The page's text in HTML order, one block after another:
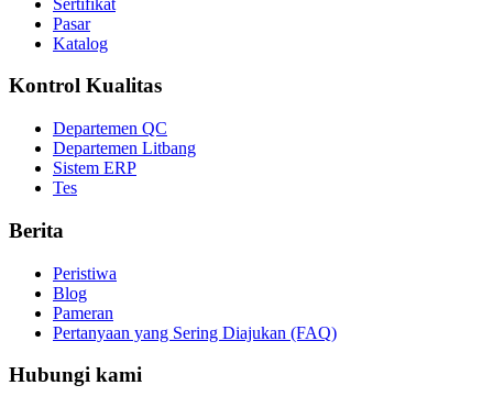
Pasar
Katalog
Kontrol Kualitas
Departemen QC
Departemen Litbang
Sistem ERP
Tes
Berita
Peristiwa
Blog
Pameran
Pertanyaan yang Sering Diajukan (FAQ)
Hubungi kami